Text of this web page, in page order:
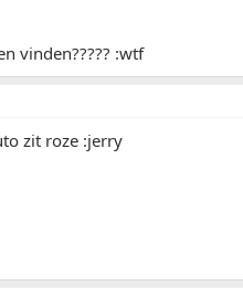
vinden????? :wtf
zit roze :jerry